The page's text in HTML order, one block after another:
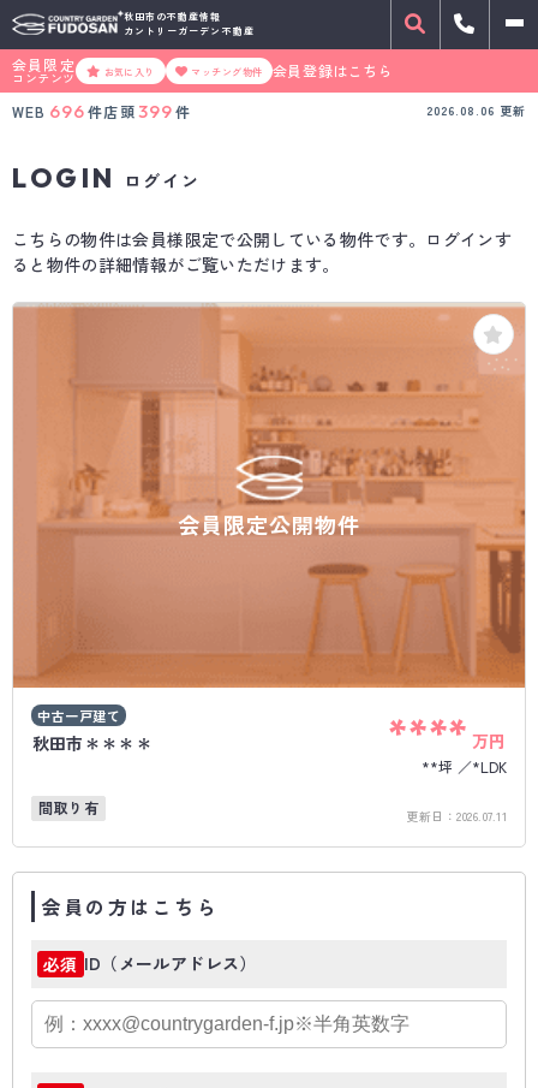
秋田市の不動産情報
カントリーガーデン不動産
会員限定
コンテンツ お気に入り マッチング物件
会員登録はこちら
WEB 696件店頭399 件 2026.08.06 更新
LOGIN ログイン
こちらの物件は会員様限定で公開している物件です。ログインす
ると物件の詳細情報がご覧いただけます。
会員限定公開物件
中古一戸建て
秋田市＊＊＊＊ **** 万円
**坪
*LDK
間取り有
更新日： 2026.07.11
会員の方はこちら
必須 ID（メールアドレス）